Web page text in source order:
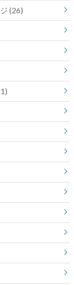
(26)